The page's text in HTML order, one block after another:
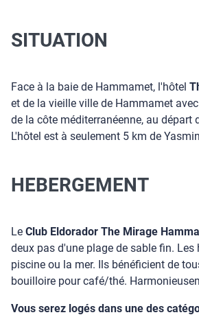
SITUATION
Face à la baie de Hammamet, l'hôtel
et de la vieille ville de Hammamet
de la côte méditerranéenne, au départ
L'hôtel est à seulement 5 km de
HEBERGEMENT
Le Club Eldorador The Mirage
deux pas d'une plage de sable fin.
piscine ou la mer. Ils bénéficient de
bouilloire pour café/thé.
Vous serez logés dans une des